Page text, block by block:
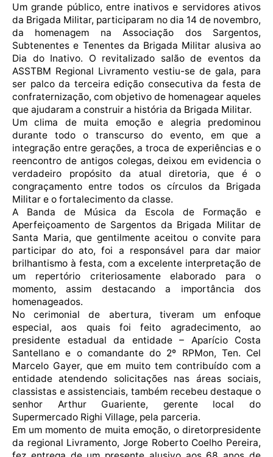
Um grande público, entre inativos e servidores ativos
da Brigada Militar, participaram no dia 14 de novembro,
da homenagem na Associação dos Sargentos,
Subtenentes e Tenentes da Brigada Militar alusiva ao
Dia do Inativo. O revitalizado salão de eventos da
ASSTBM Regional Livramento vestiu-se de gala, para
ser palco da terceira edição consecutiva da festa de
confraternização, com objetivo de homenagear aqueles
que ajudaram a construir a história da Brigada Militar.
Um clima de muita emoção e alegria predominou
durante todo o transcurso do evento, em que a
integração entre gerações, a troca de experiências e o
reencontro de antigos colegas, deixou em evidencia o
verdadeiro propósito da atual diretoria, que é o
congraçamento entre todos os círculos da Brigada
Militar e o fortalecimento da classe.
A Banda de Música da Escola de Formação e
Aperfeiçoamento de Sargentos da Brigada Militar de
Santa Maria, que gentilmente aceitou o convite para
participar do ato, foi a responsável para dar maior
brilhantismo à festa, com a excelente interpretação de
um repertório criteriosamente elaborado para o
momento, assim destacando a importância dos
homenageados.
No cerimonial de abertura, tiveram um enfoque
especial, aos quais foi feito agradecimento, ao
presidente estadual da entidade – Aparício Costa
Santellano e o comandante do 2º RPMon, Ten. Cel
Marcelo Gayer, que em muito tem contribuído com a
entidade atendendo solicitações nas áreas sociais,
classistas e assistenciais, também recebeu destaque o
senhor Arthur Guariente, gerente local do
Supermercado Righi Village, pela parceria.
Em um momento de muita emoção, o diretorpresidente
da regional Livramento, Jorge Roberto Coelho Pereira,